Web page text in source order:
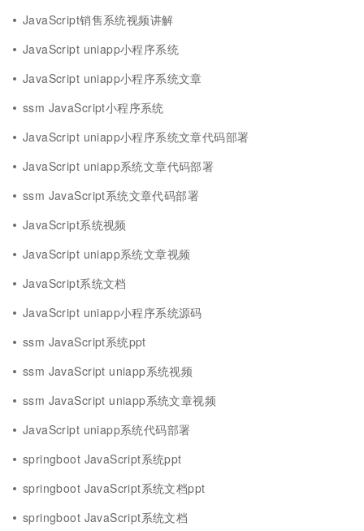
JavaScript销售系统视频讲解
JavaScript uniapp小程序系统
JavaScript uniapp小程序系统文章
ssm JavaScript小程序系统
JavaScript uniapp小程序系统文章代码部署
JavaScript uniapp系统文章代码部署
ssm JavaScript系统文章代码部署
JavaScript系统视频
JavaScript uniapp系统文章视频
JavaScript系统文档
JavaScript uniapp小程序系统源码
ssm JavaScript系统ppt
ssm JavaScript uniapp系统视频
ssm JavaScript uniapp系统文章视频
JavaScript uniapp系统代码部署
springboot JavaScript系统ppt
springboot JavaScript系统文档ppt
springboot JavaScript系统文档